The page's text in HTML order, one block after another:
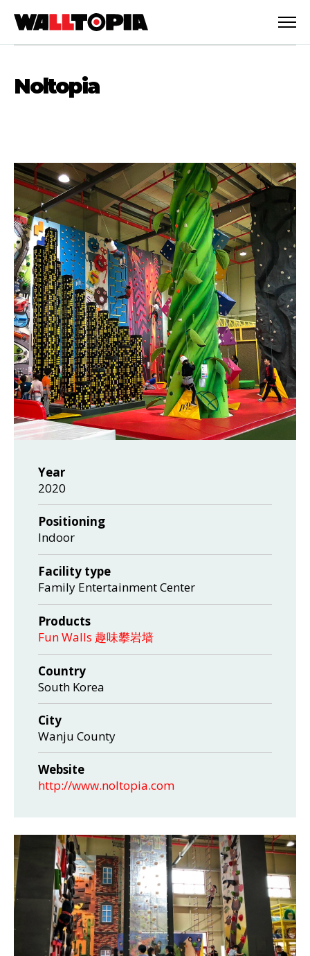
Noltopia
Year
2020
Positioning
Indoor
Facility type
Family Entertainment Center
Products
Fun Walls 趣味攀岩墙
Country
South Korea
City
Wanju County
Website
http://www.noltopia.com